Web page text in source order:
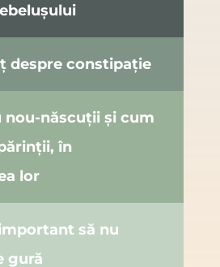
despre constipație
nou-născuții și cum
în
lor
să nu
gură